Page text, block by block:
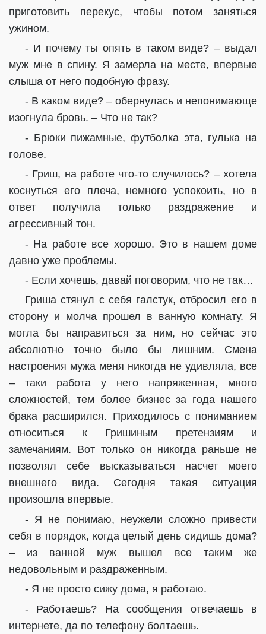
приготовить перекус, чтобы потом заняться
ужином.
- И почему ты опять в таком виде? – выдал
муж мне в спину. Я замерла на месте, впервые
слыша от него подобную фразу.
- В каком виде? – обернулась и непонимающе
изогнула бровь. – Что не так?
- Брюки пижамные, футболка эта, гулька на
голове.
- Гриш, на работе что-то случилось? – хотела
коснуться его плеча, немного успокоить, но в
ответ получила только раздражение и
агрессивный тон.
- На работе все хорошо. Это в нашем доме
давно уже проблемы.
- Если хочешь, давай поговорим, что не так…
Гриша стянул с себя галстук, отбросил его в
сторону и молча прошел в ванную комнату. Я
могла бы направиться за ним, но сейчас это
абсолютно точно было бы лишним. Смена
настроения мужа меня никогда не удивляла, все
– таки работа у него напряженная, много
сложностей, тем более бизнес за года нашего
брака расширился. Приходилось с пониманием
относиться к Гришиным претензиям и
замечаниям. Вот только он никогда раньше не
позволял себе высказываться насчет моего
внешнего вида. Сегодня такая ситуация
произошла впервые.
- Я не понимаю, неужели сложно привести
себя в порядок, когда целый день сидишь дома?
– из ванной муж вышел все таким же
недовольным и раздраженным.
- Я не просто сижу дома, я работаю.
- Работаешь? На сообщения отвечаешь в
интернете, да по телефону болтаешь.